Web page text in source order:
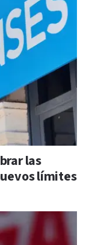
las
límites